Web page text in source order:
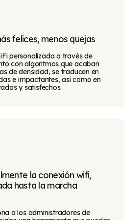
felices, menos quejas
personalizada a través de
con algoritmos que acaban
de densidad, se traducen en
e impactantes, así como en
y satisfechos.
la conexión wifi,
hasta la marcha
a los administradores de